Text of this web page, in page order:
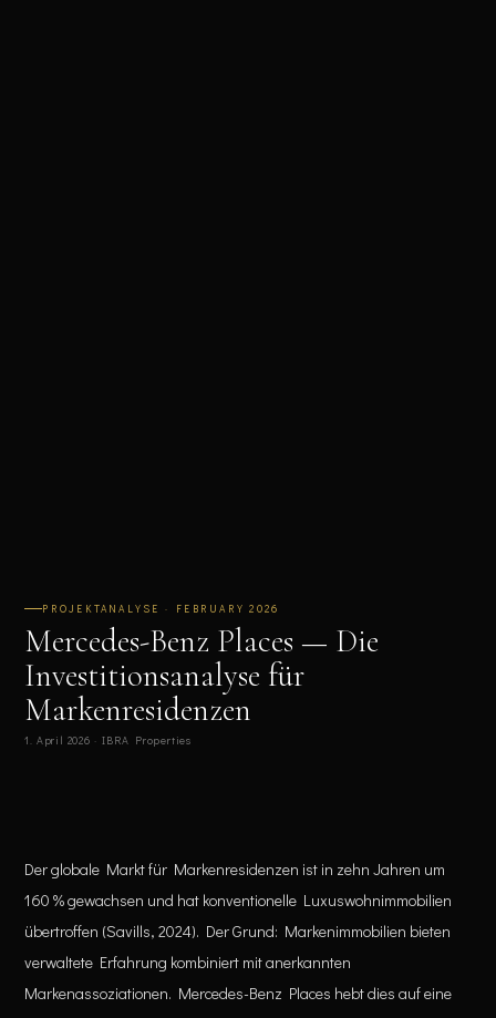
PROJEKTANALYSE · FEBRUARY 2026
Mercedes-Benz Places — Die
Investitionsanalyse für
Markenresidenzen
1. April 2026 · IBRA Properties
Der globale Markt für Markenresidenzen ist in zehn Jahren um
160 % gewachsen und hat konventionelle Luxuswohnimmobilien
übertroffen (Savills, 2024). Der Grund: Markenimmobilien bieten
verwaltete Erfahrung kombiniert mit anerkannten
Markenassoziationen. Mercedes-Benz Places hebt dies auf eine